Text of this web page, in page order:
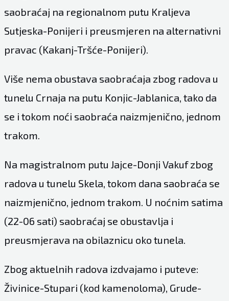
saobraćaj na regionalnom putu Kraljeva
Sutjeska-Ponijeri i preusmjeren na alternativni
pravac (Kakanj-Tršće-Ponijeri).
Više nema obustava saobraćaja zbog radova u
tunelu Crnaja na putu Konjic-Jablanica, tako da
se i tokom noći saobraća naizmjenično, jednom
trakom.
Na magistralnom putu Jajce-Donji Vakuf zbog
radova u tunelu Skela, tokom dana saobraća se
naizmjenično, jednom trakom. U noćnim satima
(22-06 sati) saobraćaj se obustavlja i
preusmjerava na obilaznicu oko tunela.
Zbog aktuelnih radova izdvajamo i puteve:
Živinice-Stupari (kod kamenoloma), Grude-